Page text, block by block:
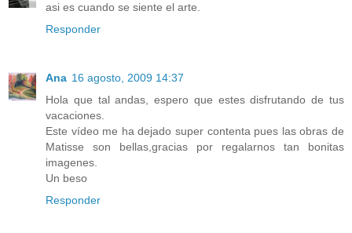
asi es cuando se siente el arte.
Responder
Ana 16 agosto, 2009 14:37
Hola que tal andas, espero que estes disfrutando de tus
vacaciones.
Este vídeo me ha dejado super contenta pues las obras de
Matisse son bellas,gracias por regalarnos tan bonitas
imagenes.
Un beso
Responder